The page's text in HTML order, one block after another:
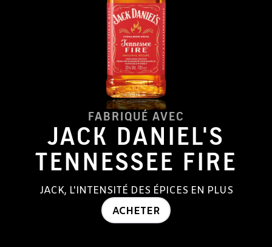
FABRIQUÉ AVEC
JACK DANIEL'S
TENNESSEE FIRE
JACK, L'INTENSITÉ DES ÉPICES EN PLUS
ACHETER